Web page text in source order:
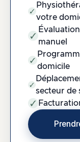
votre
manuel
domicile
secteur de